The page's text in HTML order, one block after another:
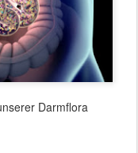
Darmflora